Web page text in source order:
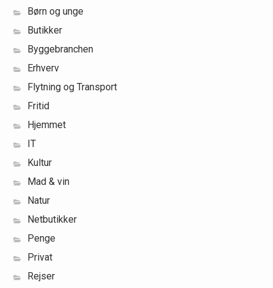
Børn og unge
Butikker
Byggebranchen
Erhverv
Flytning og Transport
Fritid
Hjemmet
IT
Kultur
Mad & vin
Natur
Netbutikker
Penge
Privat
Rejser